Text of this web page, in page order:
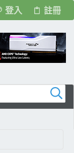
登入 註冊